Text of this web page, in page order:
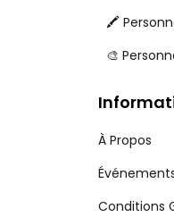
🖍️
🎨
À Propos
Conditions